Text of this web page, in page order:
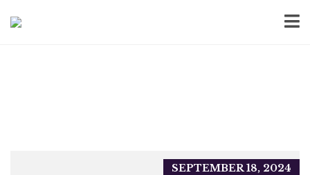
SEPTEMBER 18, 2024